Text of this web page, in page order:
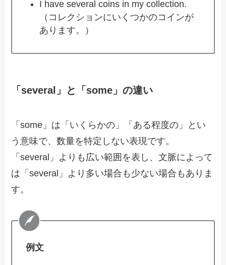
I have several coins in my collection.
（コレクションにいくつかのコインが
あります。）
「several」と「some」の違い
「some」は「いくらかの」「ある程度の」とい
う意味で、数量を特定しない表現です。
「several」よりも広い範囲を表し、文脈によって
は「several」より多い場合も少ない場合もありま
す。
例文